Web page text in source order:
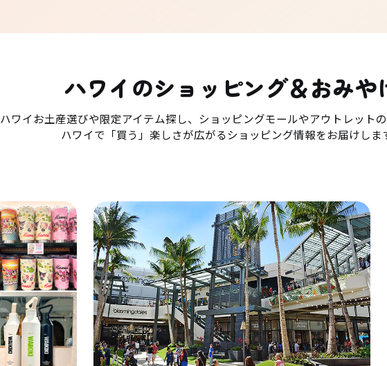
ハワイのショッピング＆おみや
ハワイお土産選びや限定アイテム探し、ショッピングモールやアウトレット
ハワイで「買う」楽しさが広がるショッピング情報をお届けしま